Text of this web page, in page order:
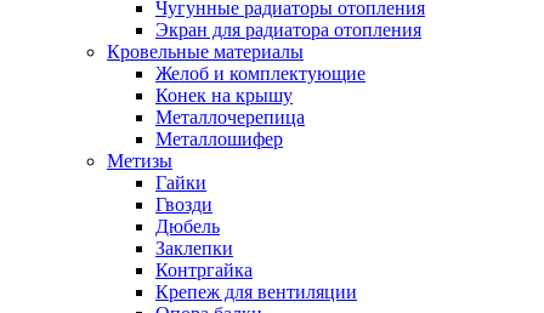
Чугунные радиаторы отопления
Экран для радиатора отопления
Кровельные материалы
Желоб и комплектующие
Конек на крышу
Металлочерепица
Металлошифер
Метизы
Гайки
Гвозди
Дюбель
Заклепки
Контргайка
Крепеж для вентиляции